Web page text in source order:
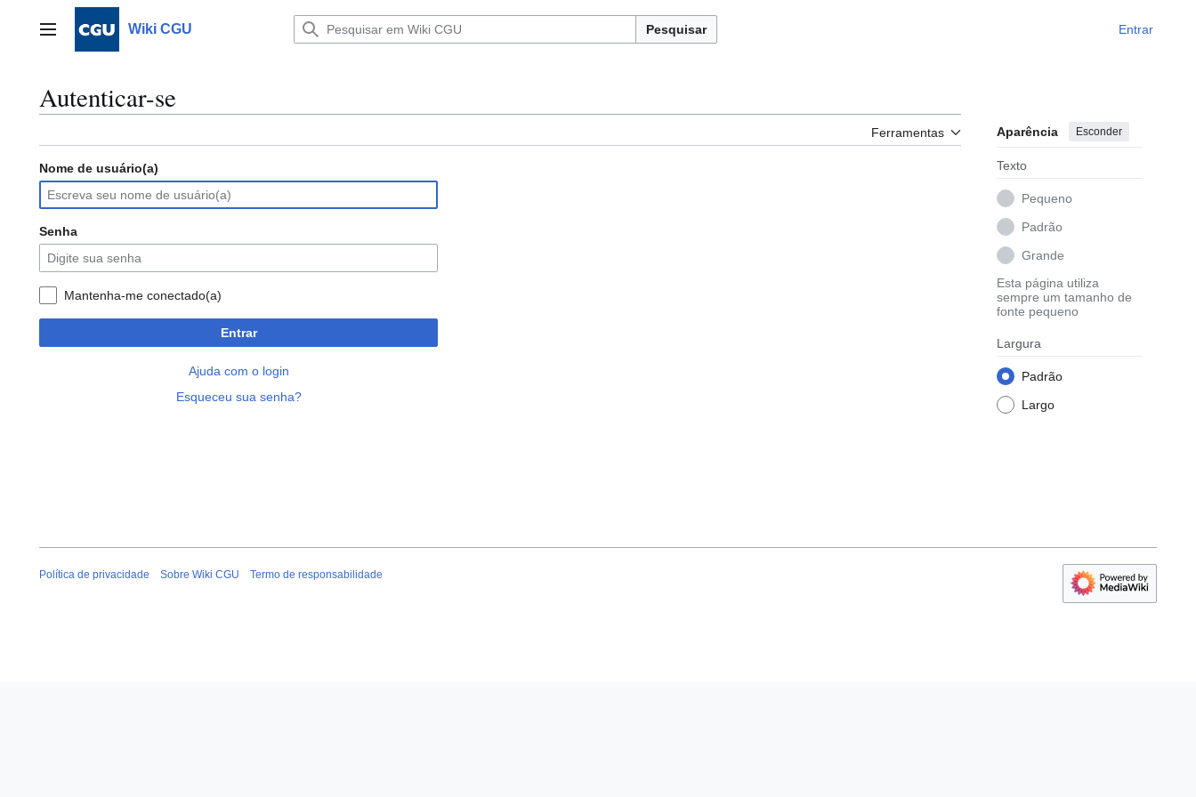
Menu principalWiki CGU Pesquisar Entrar
Autenticar-se
Ferramentas Aparência Esconder
Texto
Pequeno
Padrão
Grande
Esta página utiliza
sempre um tamanho de
fonte pequeno
Largura
Padrão
Largo
Nome de usuário(a)
Senha
Mantenha-me conectado(a)
Entrar
Ajuda com o login
Esqueceu sua senha?
Política de privacidade Sobre Wiki CGU Termo de responsabilidade